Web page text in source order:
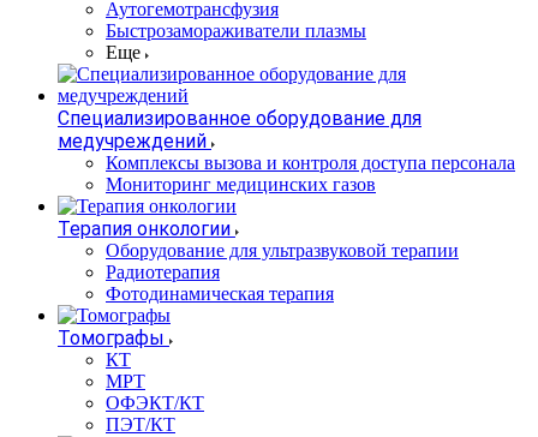
Аутогемотрансфузия
Быстрозамораживатели плазмы
Еще
Специализированное оборудование для
медучреждений
Комплексы вызова и контроля доступа персонала
Мониторинг медицинских газов
Терапия онкологии
Оборудование для ультразвуковой терапии
Радиотерапия
Фотодинамическая терапия
Томографы
КТ
МРТ
ОФЭКТ/КТ
ПЭТ/КТ